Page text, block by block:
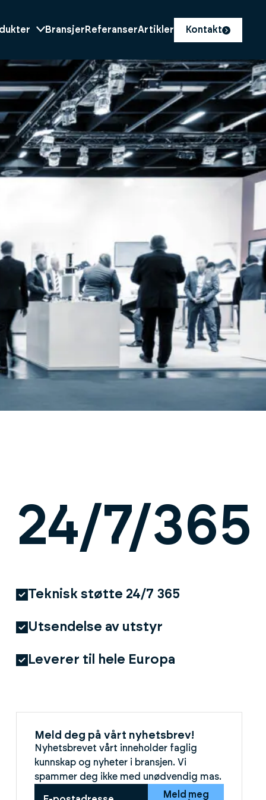
Bransjer ReferanserArtikler Kontakt
24/7/365
Teknisk støtte 24/7 365
Utsendelse av utstyr
Leverer til hele Europa
Meld deg på vårt nyhetsbrev!
Nyhetsbrevet vårt inneholder faglig
kunnskap og nyheter i bransjen. Vi
spammer deg ikke med unødvendig mas.
Meld meg